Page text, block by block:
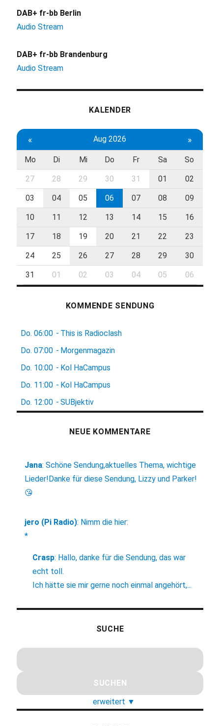
DAB+ fr-bb Berlin
Audio Stream
DAB+ fr-bb Brandenburg
Audio Stream
KALENDER
« Aug 2026 »
Mo Di Mi Do Fr Sa So
27 28 29 30 31 01 02
03 04 05 06 07 08 09
10 11 12 13 14 15 16
17 18 19 20 21 22 23
24 25 26 27 28 29 30
31 01 02 03 04 05 06
KOMMENDE SENDUNG
Do. 06:00 - This is Radioclash
Do. 07:00 - Morgenmagazin
Do. 10:00 - Kol HaCampus
Do. 11:00 - Kol HaCampus
Do. 12:00 - SUBjektiv
NEUE KOMMENTARE
Jana:Schöne Sendung,aktuelles Thema, wichtige
Lieder!Danke für diese Sendung, Lizzy und Parker!
😘
jero (Pi Radio): Nimm die hier:
*
Crasp: Hallo, danke für die Sendung, das war
echt toll.
Ich hätte sie mir gerne noch einmal angehört,...
SUCHE
erweitert ▼